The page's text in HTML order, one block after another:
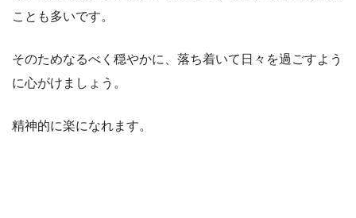
ことも多いです。
そのためなるべく穏やかに、落ち着いて日々を過ごすよう
に心がけましょう。
精神的に楽になれます。